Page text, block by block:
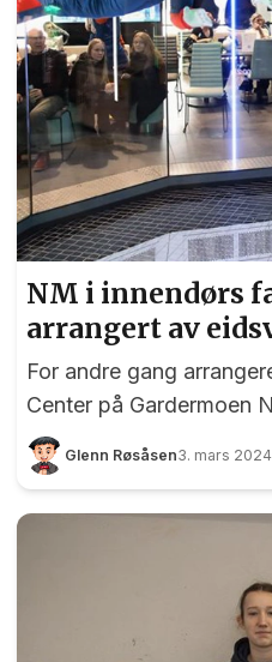
NM i innendørs
arrangert av
For andre gang
Center på Gardermoen
108 deltakere møtte
vindtunnel. Det var til
norgesmesterskap
Glenn Røsåsen3. mars